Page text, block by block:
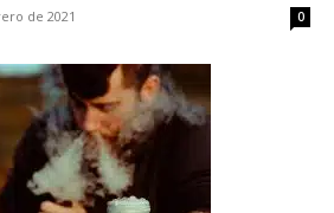
de 2021 0